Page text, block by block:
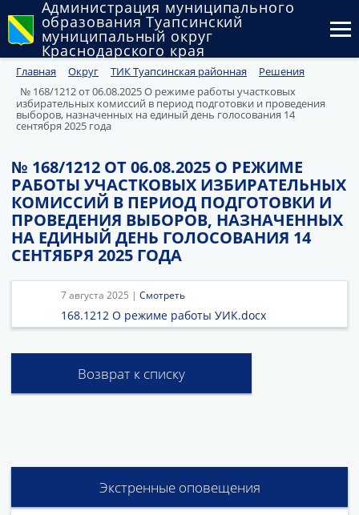
Администрация муниципального
образования Туапсинский
муниципальный округ
Краснодарского края
Округ
Администрация
Государственный и муниципальный контроль
Муниципальное имущество
Публичные слушания и общественные обсуждения
Документы
Главная Округ ТИК Туапсинская районная
Решения
№ 168/1212 от 06.08.2025 О режиме работы участковых
избирательных комиссий в период подготовки и проведения
выборов, назначенных на единый день голосования 14
сентября 2025 года
№ 168/1212 ОТ 06.08.2025 О РЕЖИМЕ
РАБОТЫ УЧАСТКОВЫХ ИЗБИРАТЕЛЬНЫХ
КОМИССИЙ В ПЕРИОД ПОДГОТОВКИ И
ПРОВЕДЕНИЯ ВЫБОРОВ, НАЗНАЧЕННЫХ
НА ЕДИНЫЙ ДЕНЬ ГОЛОСОВАНИЯ 14
СЕНТЯБРЯ 2025 ГОДА
7 августа 2025 | Смотреть
168.1212 О режиме работы УИК.docx
Возврат к списку
Экстренные оповещения